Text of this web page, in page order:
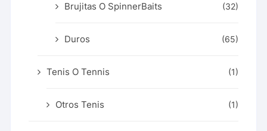
Brujitas O SpinnerBaits (32)
Duros (65)
Tenis O Tennis (1)
Otros Tenis (1)